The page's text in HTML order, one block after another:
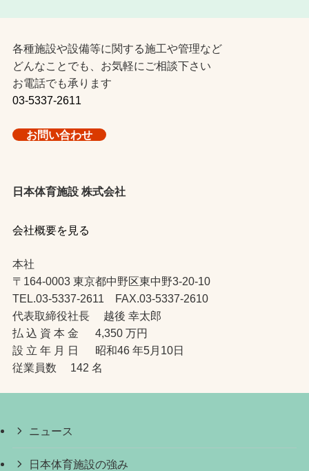
各種施設や設備等に関する施工や管理など
どんなことでも、お気軽にご相談下さい
お電話でも承ります
03-5337-2611
お問い合わせ
日本体育施設 株式会社
会社概要を見る
本社
〒164-0003 東京都中野区東中野3-20-10
TEL.03-5337-2611 FAX.03-5337-2610
代表取締役社長 越後 幸太郎
払 込 資 本 金 4,350 万円
設 立 年 月 日 昭和46 年5月10日
従業員数 142 名
ニュース
日本体育施設の強み